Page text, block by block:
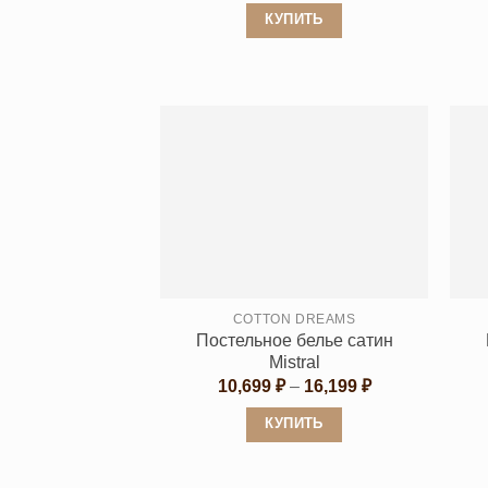
КУПИТЬ
товара.
COTTON DREAMS
Постельное белье сатин
Mistral
10,699 ₽ – 16,199 ₽Диапазон
КУПИТЬ